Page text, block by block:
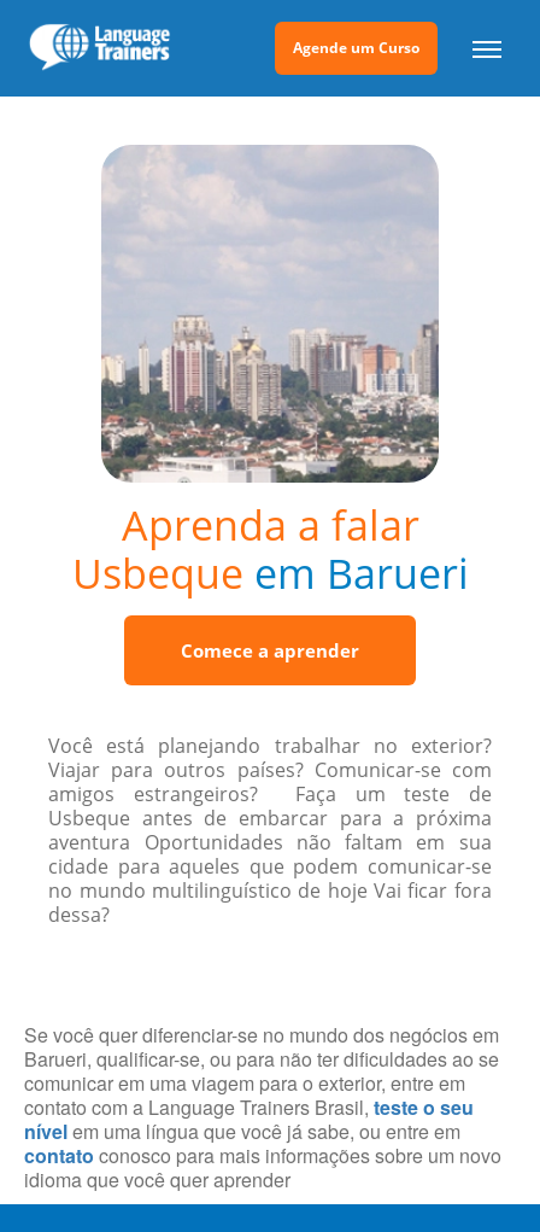
Agende um Curso
Aprenda a falar
Usbeque em Barueri
Comece a aprender
Você está planejando trabalhar no exterior?
Viajar para outros países? Comunicar-se com
amigos estrangeiros? Faça um teste de
Usbeque antes de embarcar para a próxima
aventura Oportunidades não faltam em sua
cidade para aqueles que podem comunicar-se
no mundo multilinguístico de hoje Vai ficar fora
dessa?
Se você quer diferenciar-se no mundo dos negócios em
Barueri, qualificar-se, ou para não ter dificuldades ao se
comunicar em uma viagem para o exterior, entre em
contato com a Language Trainers Brasil, teste o seu
nívelem uma língua que você já sabe, ou entre em
contato conosco para mais informações sobre um novo
idioma que você quer aprender